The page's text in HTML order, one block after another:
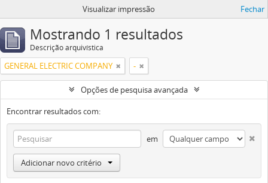
Visualizar impressão Fechar
Mostrando 1 resultados
Descrição arquivística
GENERAL ELECTRIC COMPANY -
Opções de pesquisa avançada
Encontrar resultados com:
em
Adicionar novo critério